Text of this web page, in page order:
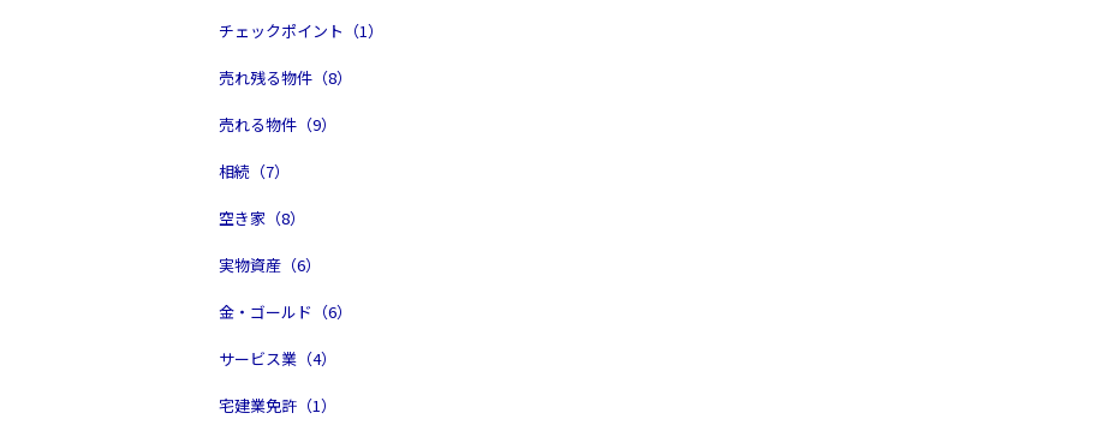
チェックポイント（1）
売れ残る物件（8）
売れる物件（9）
相続（7）
空き家（8）
実物資産（6）
金・ゴールド（6）
サービス業（4）
宅建業免許（1）